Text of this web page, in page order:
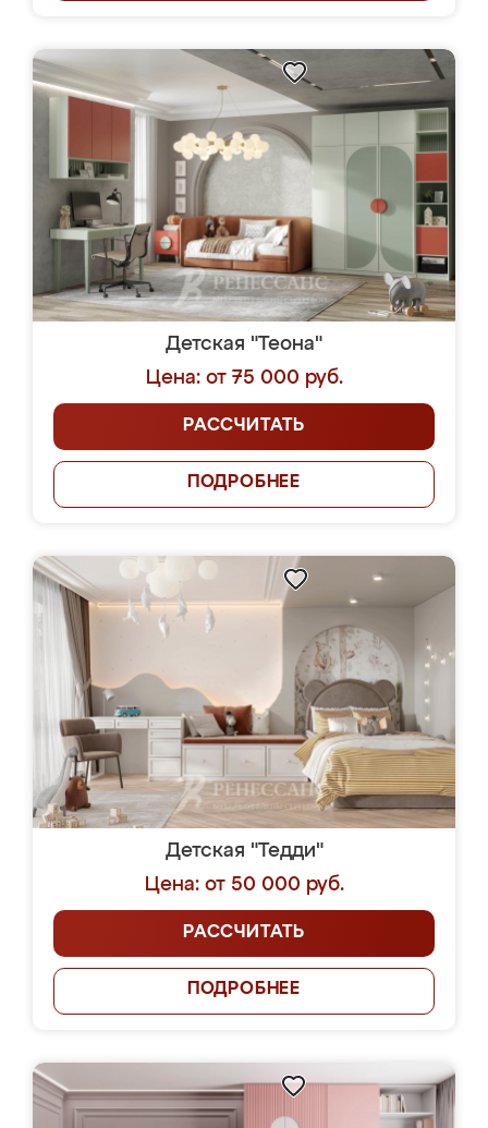
Детская "Теона"
Цена: от 75 000 руб.
РАССЧИТАТЬ
ПОДРОБНЕЕ
Детская "Тедди"
Цена: от 50 000 руб.
РАССЧИТАТЬ
ПОДРОБНЕЕ